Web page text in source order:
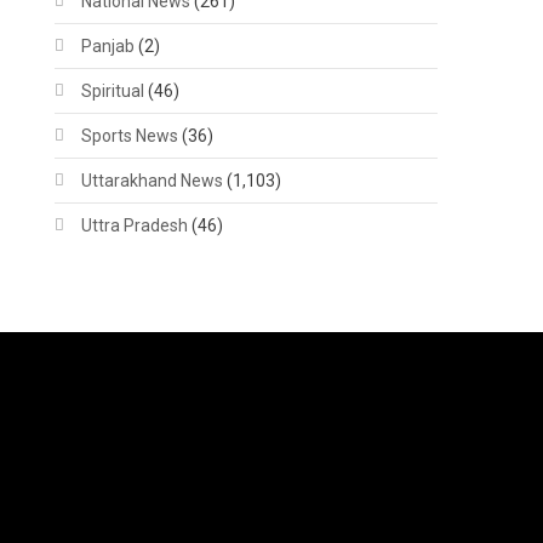
Panjab (2)
Spiritual (46)
Sports News (36)
Uttarakhand News (1,103)
Uttra Pradesh (46)